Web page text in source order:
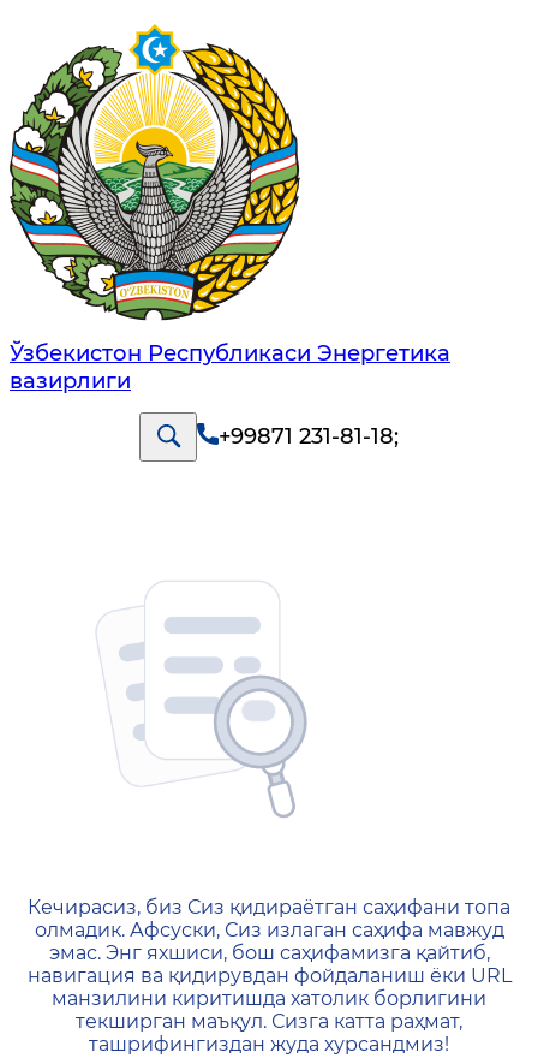
Ўзбекистон Республикаси Энергетика
вазирлиги
+99871 231-81-18;
404 — Страница не
Кечирасиз, биз Сиз қидираётган саҳифани топа
олмадик. Афсуски, Сиз излаган саҳифа мавжуд
эмас. Энг яхшиси, бош саҳифамизга қайтиб,
навигация ва қидирувдан фойдаланиш ёки URL
манзилини киритишда хатолик борлигини
текширган маъқул. Сизга катта раҳмат,
ташрифингиздан жуда хурсандмиз!